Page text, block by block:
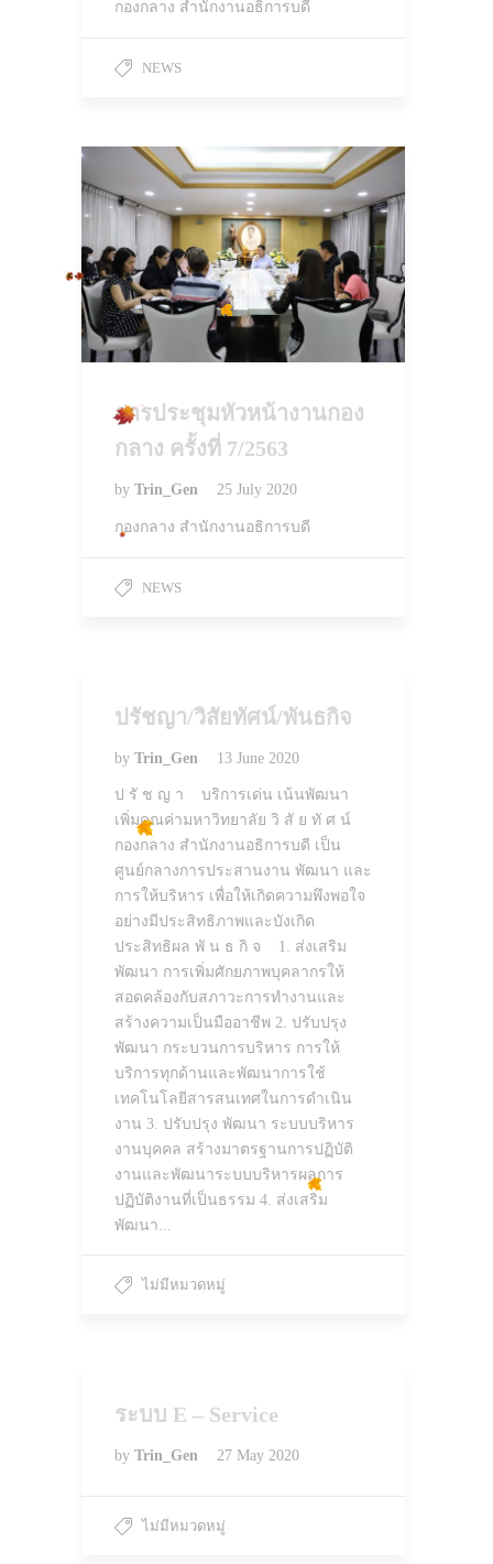
กองกลาง สำนักงานอธิการบดี
NEWS
การประชุมหัวหน้างานกอง
กลาง ครั้งที่ 7/2563
by Trin_Gen 25 July 2020
กองกลาง สำนักงานอธิการบดี
NEWS
ปรัชญา/วิสัยทัศน์/พันธกิจ
by Trin_Gen 13 June 2020
ป รั ช ญ า บริการเด่น เน้นพัฒนา
เพิ่มคุณค่ามหาวิทยาลัย วิ สั ย ทั ศ น์
กองกลาง สำนักงานอธิการบดี เป็น
ศูนย์กลางการประสานงาน พัฒนา และ
การให้บริหาร เพื่อให้เกิดความพึงพอใจ
อย่างมีประสิทธิภาพและบังเกิด
ประสิทธิผล พั น ธ กิ จ 1. ส่งเสริม
พัฒนา การเพิ่มศักยภาพบุคลากรให้
สอดคล้องกับสภาวะการทำงานและ
สร้างความเป็นมืออาชีพ 2. ปรับปรุง
พัฒนา กระบวนการบริหาร การให้
บริการทุกด้านและพัฒนาการใช้
เทคโนโลยีสารสนเทศในการดำเนิน
งาน 3. ปรับปรุง พัฒนา ระบบบริหาร
งานบุคคล สร้างมาตรฐานการปฏิบัติ
งานและพัฒนาระบบบริหารผลการ
ปฏิบัติงานที่เป็นธรรม 4. ส่งเสริม
พัฒนา...
ไม่มีหมวดหมู่
ระบบ E – Service
by Trin_Gen 27 May 2020
ไม่มีหมวดหมู่